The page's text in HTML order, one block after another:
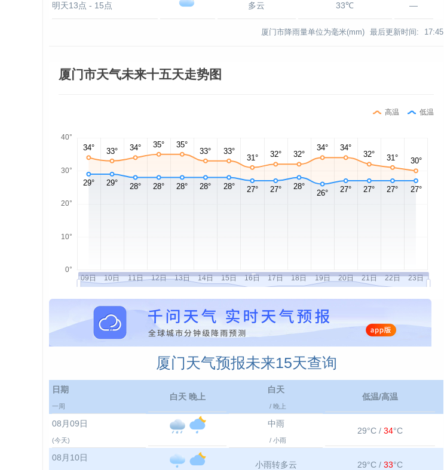
明天13点 - 15点 多云 33℃ —
厦门市降雨量单位为毫米(mm) 最后更新时间: 17:45
厦门市天气未来十五天走势图
高温 低温
厦门天气预报未来15天查询
日期
一周
白天 晚上
白天
/ 晚上
低温/高温
08月09日
(今天)
中雨
/ 小雨
29°C /34°C
08月10日
小雨转多云 29°C /33°C